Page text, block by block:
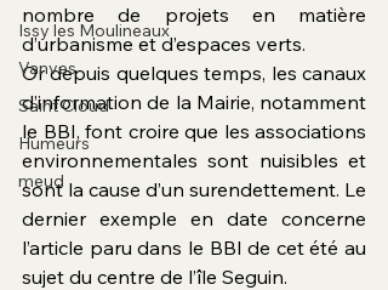
Issy les Moulineaux
Vanves
Saint Cloud
Humeurs
meud
nombre de projets en matière
d’urbanisme et d’espaces verts.
Or depuis quelques temps, les canaux
d’information de la Mairie, notamment
le BBI, font croire que les associations
environnementales sont nuisibles et
sont la cause d’un surendettement. Le
dernier exemple en date concerne
l’article paru dans le BBI de cet été au
sujet du centre de l’île Seguin.